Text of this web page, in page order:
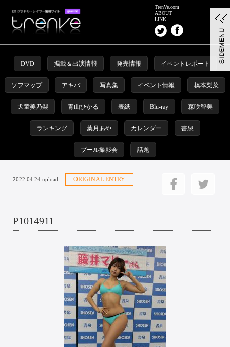
TrenVe.com
ABOUT
LINK
DVD 掲載＆出演情報 発売情報 イベントレポート
ソフマップ アキバ 写真集 イベント情報 橋本梨菜
犬童美乃梨 青山ひかる 表紙 Blu-ray 森咲智美
ランキング 葉月あや カレンダー 書泉
プール撮影会 話題
2022.04.24 upload ORIGINAL ENTRY
P1014911